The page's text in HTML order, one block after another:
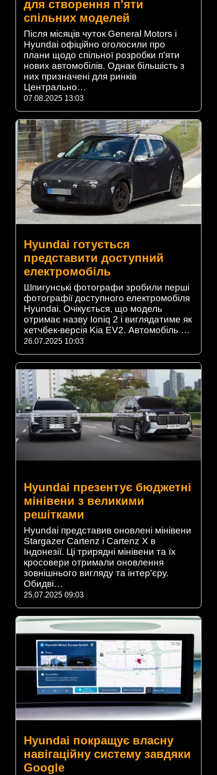
для створення п'яти
спільних моделей
Після місяців чуток General Motors і
Hyundai офіційно оголосили про
плани щодо спільної розробки п'яти
нових автомобілів. Однак більшість з
них призначені для ринків
Центрально…
07.08.2025 13:03
Hyundai готується
представити доступний
електромобіль
Шпигунські фотографи зробили перші
фотографії доступного електромобіля
Hyundai. Очікується, що модель
отримає назву Ioniq 2 і виглядатиме як
хетчбек-версія Kia EV2. Автомобіль …
26.07.2025 10:03
Hyundai презентує бюджетні
мінівени з великими
решітками
Hyundai представив оновлені мінівени
Stargazer Cartenz і Cartenz X в
Індонезії. Ці трирядні мінівени та їх
кросовери отримали оновлення
зовнішнього вигляду та інтер'єру.
Обидві…
25.07.2025 09:03
Hyundai покращує власну
навігаційну систему завдяки
Google